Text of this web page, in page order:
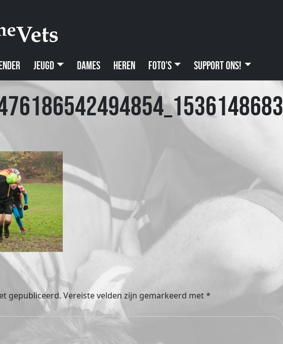
Jeugd Dames Heren Foto’s Support ons!
gepubliceerd. Vereiste velden zijn gemarkeerd met*